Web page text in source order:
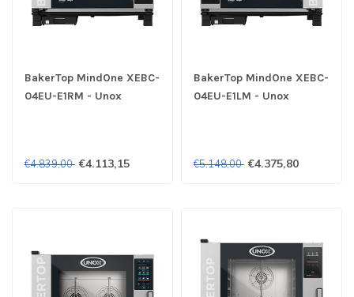
BakerTop MindOne XEBC-
04EU-E1RM - Unox
€4.839,00 €4.113,15
BakerTop MindOne XEBC-
04EU-E1LM - Unox
€5.148,00 €4.375,80